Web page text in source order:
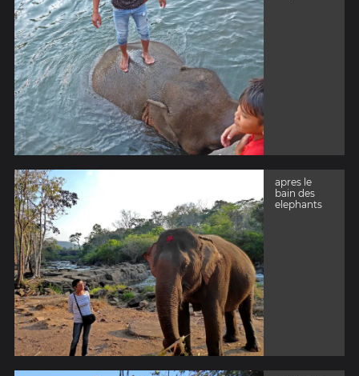
apres le
bain des
elephants